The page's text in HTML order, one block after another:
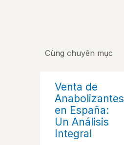
Cùng chuyên mục
Venta de
Anabolizantes
en España:
Un Análisis
Integral